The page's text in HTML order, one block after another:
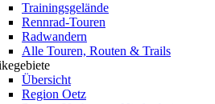
Trainingsgelände
Rennrad-Touren
Radwandern
Alle Touren, Routen & Trails
Übersicht
Region Oetz